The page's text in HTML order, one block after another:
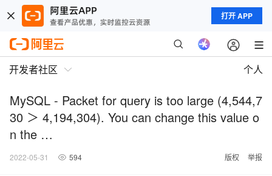
打开 APP
开发者社区 个人
MySQL - Packet for query is too large (4,544,7
30 ＞ 4,194,304). You can change this value o
n the …
2022-05-31 594 版权 举报